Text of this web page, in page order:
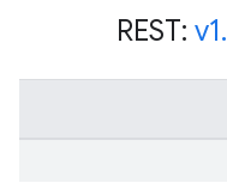
v1.